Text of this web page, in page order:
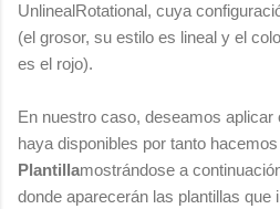
UnlinealRotational, cuya
(el grosor, su estilo es lineal y el
es el rojo).
En nuestro caso, deseamos aplicar
haya disponibles por tanto
Plantillamostrándose a
donde aparecerán las plantillas que